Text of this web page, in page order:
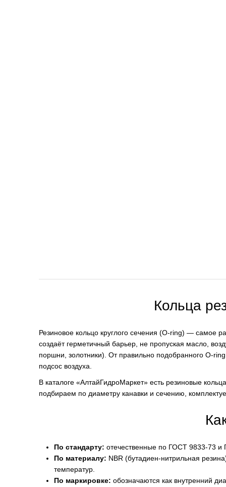
Кольца
Резиновое кольцо круглого сечения (O-ring) — самое
создаёт герметичный барьер, не пропуская масло,
поршни, золотники). От правильно подобранного O-
подсос воздуха.
В каталоге «АлтайГидроМаркет» есть резиновые
подбираем по диаметру канавки и сечению,
По стандарту: отечественные по ГОСТ 9833-73 и
По материалу: NBR (бутадиен-нитрильная
температур.
По маркировке: обозначаются как внутренний